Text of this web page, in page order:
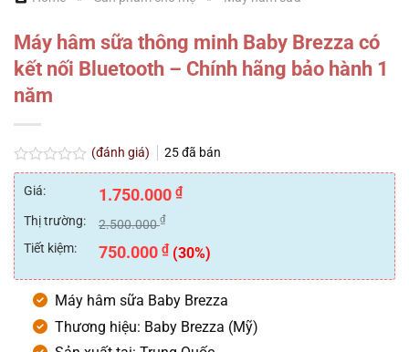
Máy hâm sữa thông minh Baby Brezza có
kết nối Bluetooth – Chính hãng bảo hành 1
năm
Được
xếp
hạng
0
5
sao
(đánh giá) 25đã bán
Giá: 1.750.000 ₫
Thị trường:
2.500.000₫
Tiết kiệm: 750.000 ₫ (30%)
Máy hâm sữa Baby Brezza
Thương hiệu: Baby Brezza (Mỹ)